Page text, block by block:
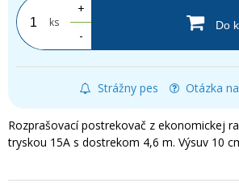
ks
+
-
Do
Strážny pes Otázka
Rozprašovací postrekovač z ekonomickej
tryskou 15A s dostrekom 4,6 m. Výsuv 10